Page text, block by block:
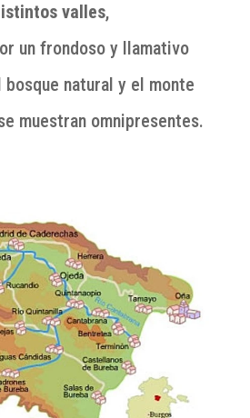
valles,
un frondoso y llamativo
bosque natural y el monte
muestran omnipresentes.